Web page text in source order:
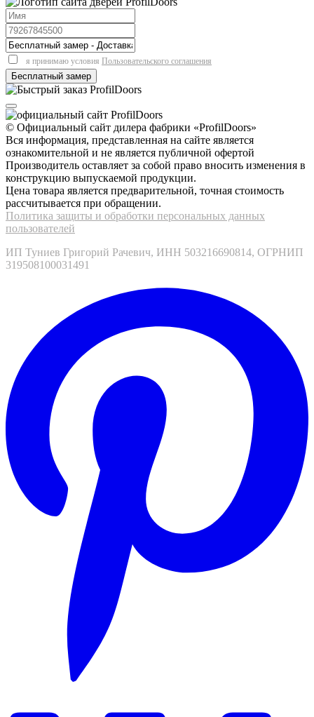
я принимаю условия Пользовательского соглашения
© Официальный сайт дилера фабрики «ProfilDoors»
Вся информация, представленная на сайте является
ознакомительной и не является публичной офертой
Производитель оставляет за собой право вносить изменения в
конструкцию выпускаемой продукции.
Цена товара является предварительной, точная стоимость
рассчитывается при обращении.
Политика защиты и обработки персональных данных
пользователей
ИП Туниев Григорий Рачевич, ИНН 503216690814, ОГРНИП
319508100031491